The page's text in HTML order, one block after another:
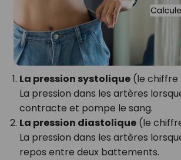
La pression systolique(le chiffre
La pression dans les artères
contracte et pompe le sang.
La pression diastolique(le
La pression dans les artères
repos entre deux battements.